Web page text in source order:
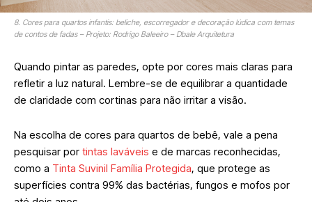
8. Cores para quartos infantis: beliche, escorregador e decoração lúdica com temas
de contos de fadas – Projeto: Rodrigo Baleeiro – Dbale Arquitetura
Quando pintar as paredes, opte por cores mais claras para
refletir a luz natural. Lembre-se de equilibrar a quantidade
de claridade com cortinas para não irritar a visão.
Na escolha de cores para quartos de bebê, vale a pena
pesquisar por tintas laváveis e de marcas reconhecidas,
como a Tinta Suvinil Família Protegida, que protege as
superfícies contra 99% das bactérias, fungos e mofos por